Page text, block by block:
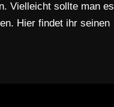
Vielleicht sollte man es
Hier findet ihr seinen